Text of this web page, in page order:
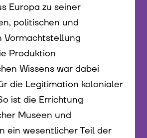
Europa zu seiner
politischen und
Vormachtstellung
Produktion
Wissens war dabei
die Legitimation kolonialer
ist die Errichtung
Museen und
ein wesentlicher Teil der